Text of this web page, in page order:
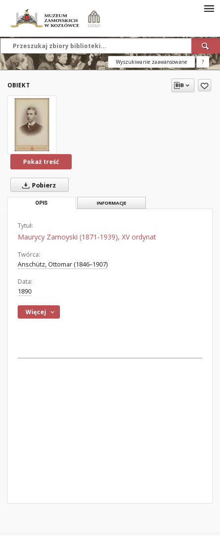
Wyszukiwanie zaawansowane ?
OBIEKT
Pokaż treść
Pobierz
OPIS INFORMACJE
Tytuł:
Maurycy Zamoyski (1871-1939), XV ordynat
Twórca:
Anschütz, Ottomar (1846–1907)
Data:
1890
Więcej